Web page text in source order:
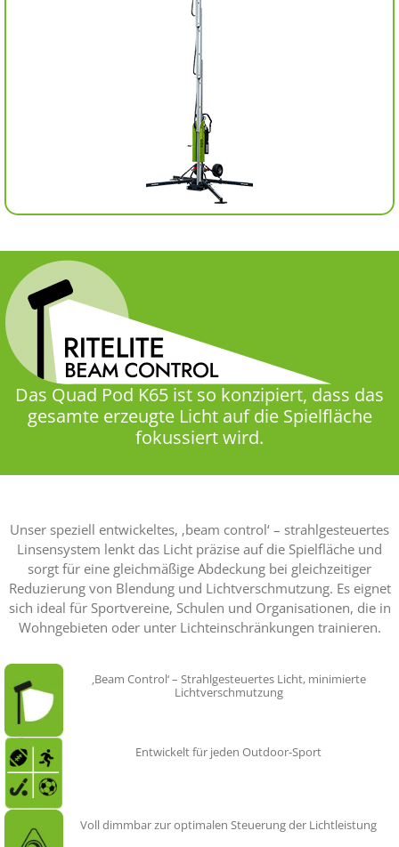
Das Quad Pod K65 ist so konzipiert, dass das
gesamte erzeugte Licht auf die Spielfläche
fokussiert wird.
Unser speziell entwickeltes, ‚beam control‘ – strahlgesteuertes
Linsensystem lenkt das Licht präzise auf die Spielfläche und
sorgt für eine gleichmäßige Abdeckung bei gleichzeitiger
Reduzierung von Blendung und Lichtverschmutzung. Es eignet
sich ideal für Sportvereine, Schulen und Organisationen, die in
Wohngebieten oder unter Lichteinschränkungen trainieren.
‚Beam Control‘ – Strahlgesteuertes Licht, minimierte
Lichtverschmutzung
Entwickelt für jeden Outdoor-Sport
Voll dimmbar zur optimalen Steuerung der Lichtleistung